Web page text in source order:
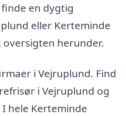
en dygtig
eller Kerteminde
oversigten herunder.
i Vejruplund. Find
i Vejruplund og
hele Kerteminde